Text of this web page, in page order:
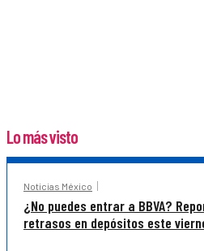
Lo más visto
Noticias México
¿No puedes entrar a BBVA?
retrasos en depósitos este